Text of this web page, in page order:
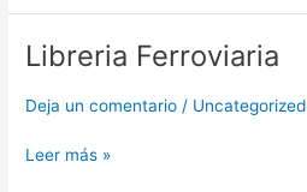
Libreria Ferroviaria
Deja un comentario / Uncategorized
Libreria
Leer más »